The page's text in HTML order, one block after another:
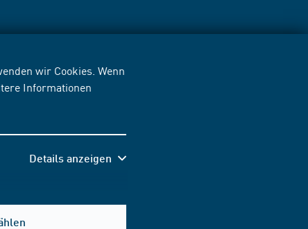
wir Cookies. Wenn
Informationen
Details anzeigen